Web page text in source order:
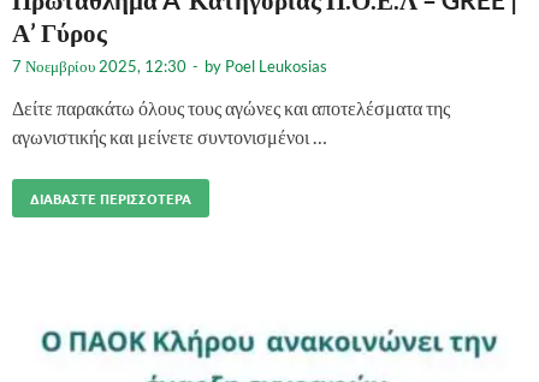
Α’ Γύρος
7 Νοεμβρίου 2025, 12:30 - by Poel Leukosias
Δείτε παρακάτω όλους τους αγώνες και αποτελέσματα της
αγωνιστικής και μείνετε συντονισμένοι …
ΔΙΑΒΆΣΤΕ ΠΕΡΙΣΣΌΤΕΡΑ